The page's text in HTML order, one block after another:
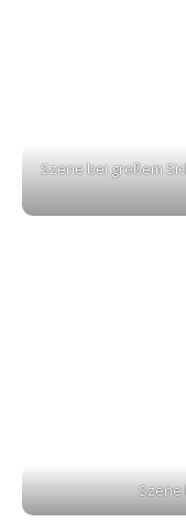
Szene bei großem
Szene